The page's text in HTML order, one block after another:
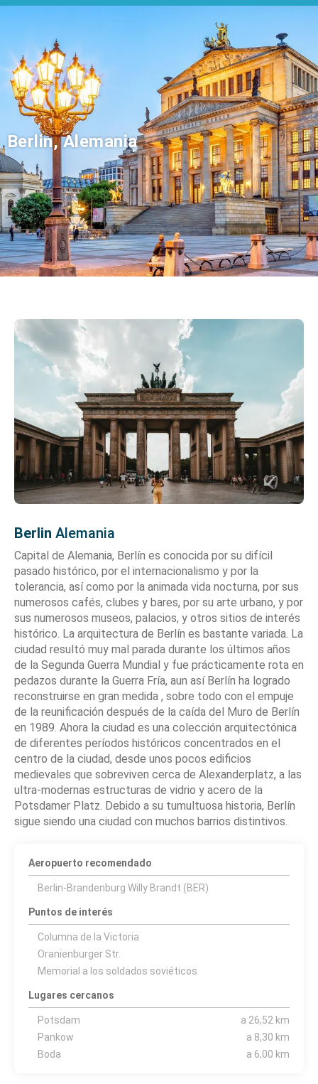
Berlin, Alemania
Berlin Alemania
Capital de Alemania, Berlín es conocida por su difícil
pasado histórico, por el internacionalismo y por la
tolerancia, así como por la animada vida nocturna, por sus
numerosos cafés, clubes y bares, por su arte urbano, y por
sus numerosos museos, palacios, y otros sitios de interés
histórico. La arquitectura de Berlín es bastante variada. La
ciudad resultó muy mal parada durante los últimos años
de la Segunda Guerra Mundial y fue prácticamente rota en
pedazos durante la Guerra Fría, aun así Berlín ha logrado
reconstruirse en gran medida , sobre todo con el empuje
de la reunificación después de la caída del Muro de Berlín
en 1989. Ahora la ciudad es una colección arquitectónica
de diferentes períodos históricos concentrados en el
centro de la ciudad, desde unos pocos edificios
medievales que sobreviven cerca de Alexanderplatz, a las
ultra-modernas estructuras de vidrio y acero de la
Potsdamer Platz. Debido a su tumultuosa historia, Berlín
sigue siendo una ciudad con muchos barrios distintivos.
Aeropuerto recomendado
Berlin-Brandenburg Willy Brandt (BER)
Puntos de interés
Columna de la Victoria
Oranienburger Str.
Memorial a los soldados soviéticos
Lugares cercanos
Potsdam
a 26,52 km
Pankow
a 8,30 km
Boda
a 6,00 km